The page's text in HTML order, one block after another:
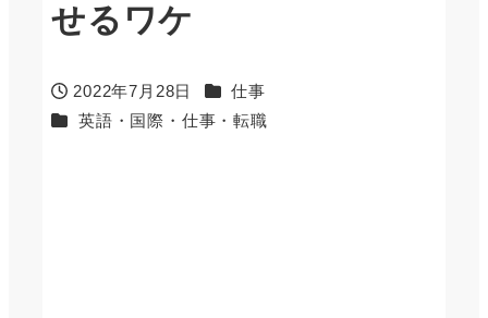
せるワケ
投稿日
2022年7月28日 カテゴリー
仕事
カテゴリー
英語・国際・仕事・転職